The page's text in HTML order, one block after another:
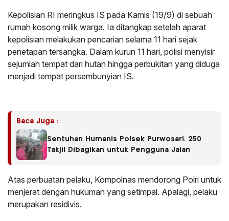
Kepolisian RI meringkus IS pada Kamis (19/9) di sebuah
rumah kosong milik warga. Ia ditangkap setelah aparat
kepolisian melakukan pencarian selama 11 hari sejak
penetapan tersangka. Dalam kurun 11 hari, polisi menyisir
sejumlah tempat dari hutan hingga perbukitan yang diduga
menjadi tempat persembunyian IS.
Baca Juga :
Sentuhan Humanis Polsek Purwosari, 250
Takjil Dibagikan untuk Pengguna Jalan
Atas perbuatan pelaku, Kompolnas mendorong Polri untuk
menjerat dengan hukuman yang setimpal. Apalagi, pelaku
merupakan residivis.